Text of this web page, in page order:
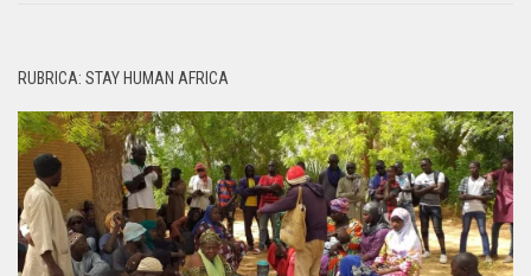
RUBRICA: STAY HUMAN AFRICA